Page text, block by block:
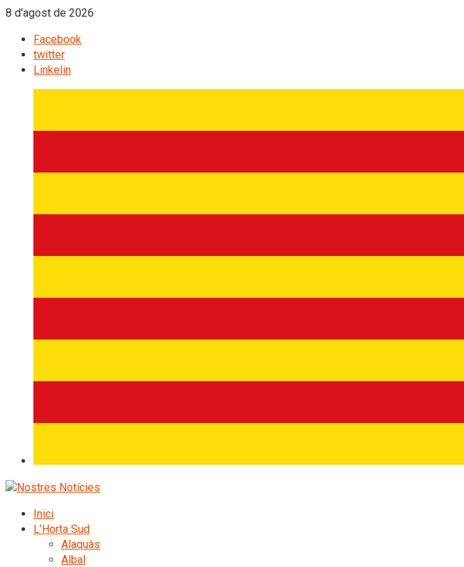
8 d'agost de 2026
Facebook
twitter
Linkelin
Inici
L’Horta Sud
Alaquàs
Albal